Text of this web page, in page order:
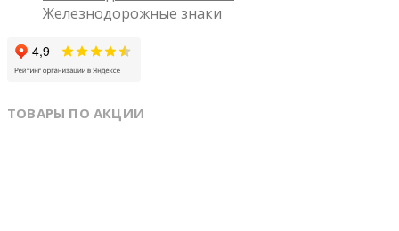
Железнодорожные знаки
ТОВАРЫ ПО АКЦИИ